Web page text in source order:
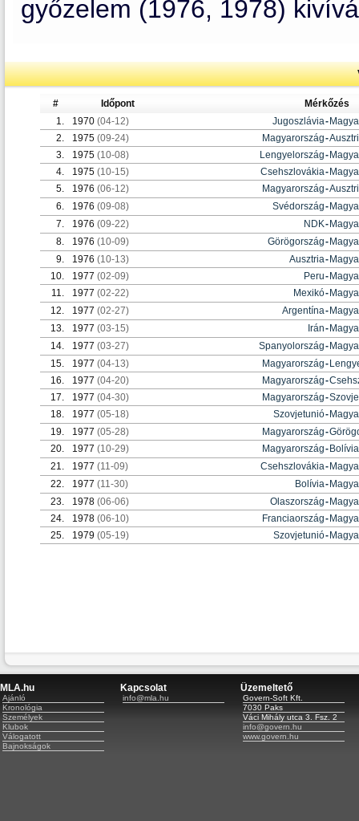
győzelem (1976, 1978)
# Időpont
Mérkőzés
1.
1970 (04-12) Jugoszlávia-
2.
1975 (09-24) Magyarország-
3.
1975 (10-08) Lengyelország-
4.
1975 (10-15) Csehszlovákia-
5.
1976 (06-12) Magyarország-
6.
1976 (09-08) Svédország-
7.
1976 (09-22) NDK-
8.
1976 (10-09) Görögország-
9.
1976 (10-13) Ausztria-
10.
1977 (02-09) Peru-
11.
1977 (02-22) Mexikó-
12.
1977 (02-27) Argentína-
13.
1977 (03-15) Irán-
14.
1977 (03-27) Spanyolország-
15.
1977 (04-13) Magyarország-
16.
1977 (04-20) Magyarország-
17.
1977 (04-30) Magyarország-
18.
1977 (05-18) Szovjetunió-
19.
1977 (05-28) Magyarország-
20.
1977 (10-29) Magyarország- Bolívia
21.
1977 (11-09) Csehszlovákia-
22.
1977 (11-30) Bolívia-
23.
1978 (06-06) Olaszország-
24.
1978 (06-10) Franciaország-
25.
1979 (05-19) Szovjetunió-
MLA.hu
Ajánló
Kronológia
Személyek
Klubok
Válogatott
Bajnokságok
Kapcsolat
info@mla.hu
Üzemeltető
Govern-Soft Kft.
7030 Paks
Váci Mihály utca 3. Fsz. 2
info@govern.hu
www.govern.hu